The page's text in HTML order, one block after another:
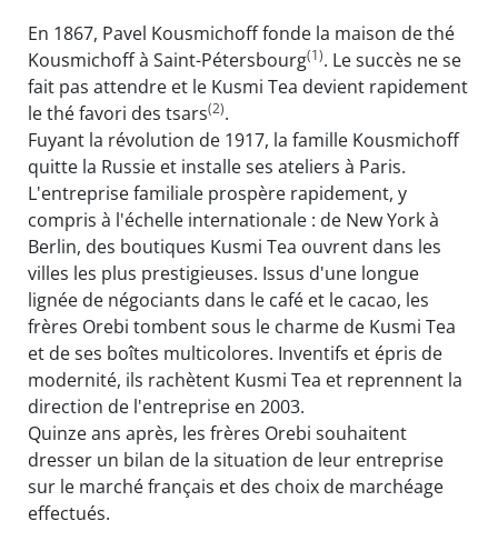
En 1867, Pavel Kousmichoff fonde la maison de thé
Kousmichoff à Saint-Pétersbourg(1). Le succès ne se
fait pas attendre et le Kusmi Tea devient rapidement
le thé favori des tsars(2).
Fuyant la révolution de 1917, la famille Kousmichoff
quitte la Russie et installe ses ateliers à Paris.
L'entreprise familiale prospère rapidement, y
compris à l'échelle internationale : de New York à
Berlin, des boutiques Kusmi Tea ouvrent dans les
villes les plus prestigieuses. Issus d'une longue
lignée de négociants dans le café et le cacao, les
frères Orebi tombent sous le charme de Kusmi Tea
et de ses boîtes multicolores. Inventifs et épris de
modernité, ils rachètent Kusmi Tea et reprennent la
direction de l'entreprise en 2003.
Quinze ans après, les frères Orebi souhaitent
dresser un bilan de la situation de leur entreprise
sur le marché français et des choix de marchéage
effectués.